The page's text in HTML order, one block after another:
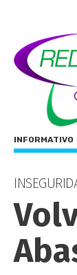
INFORMATIVO